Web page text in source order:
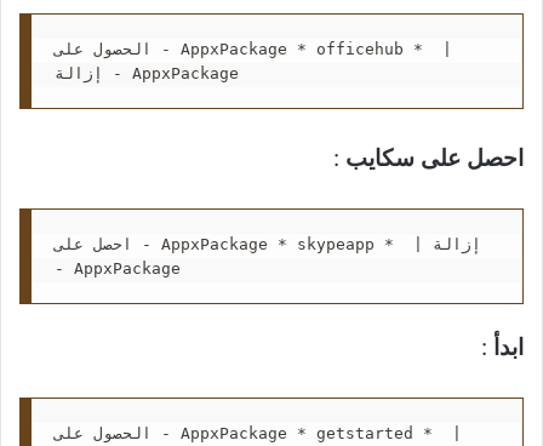
الحصول على - AppxPackage * officehub *  |
إزالة - AppxPackage
احصل على سكايب :
احصل على - AppxPackage * skypeapp *  | إزالة
- AppxPackage
ابدأ :
الحصول على - AppxPackage * getstarted *  |